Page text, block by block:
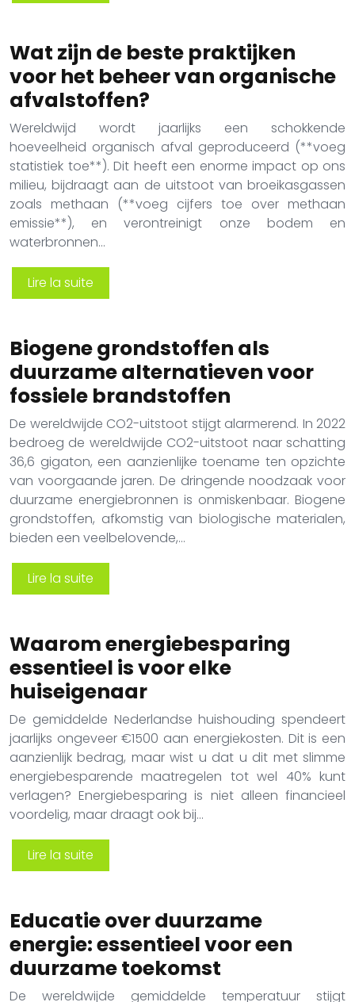
Wat zijn de beste praktijken
voor het beheer van organische
afvalstoffen?
Wereldwijd wordt jaarlijks een schokkende
hoeveelheid organisch afval geproduceerd (**voeg
statistiek toe**). Dit heeft een enorme impact op ons
milieu, bijdraagt aan de uitstoot van broeikasgassen
zoals methaan (**voeg cijfers toe over methaan
emissie**), en verontreinigt onze bodem en
waterbronnen…
Lire la suite
Biogene grondstoffen als
duurzame alternatieven voor
fossiele brandstoffen
De wereldwijde CO2-uitstoot stijgt alarmerend. In 2022
bedroeg de wereldwijde CO2-uitstoot naar schatting
36,6 gigaton, een aanzienlijke toename ten opzichte
van voorgaande jaren. De dringende noodzaak voor
duurzame energiebronnen is onmiskenbaar. Biogene
grondstoffen, afkomstig van biologische materialen,
bieden een veelbelovende,…
Lire la suite
Waarom energiebesparing
essentieel is voor elke
huiseigenaar
De gemiddelde Nederlandse huishouding spendeert
jaarlijks ongeveer €1500 aan energiekosten. Dit is een
aanzienlijk bedrag, maar wist u dat u dit met slimme
energiebesparende maatregelen tot wel 40% kunt
verlagen? Energiebesparing is niet alleen financieel
voordelig, maar draagt ook bij…
Lire la suite
Educatie over duurzame
energie: essentieel voor een
duurzame toekomst
De wereldwijde gemiddelde temperatuur stijgt